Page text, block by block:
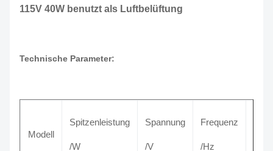
115V 40W benutzt als Luftbelüftung
Technische Parameter:
Modell
Spitzenleistung
/W
Spannung
/V
Frequenz
/Hz